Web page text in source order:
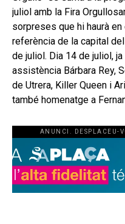
juliol amb la Fira
sorpreses que hi haurà
referència de la capital
de juliol. Dia 14 de juliol,
assistència Bárbara Rey,
de Utrera, Killer Queen i
també homenatge a
ANUNCI. DESPLACEU-